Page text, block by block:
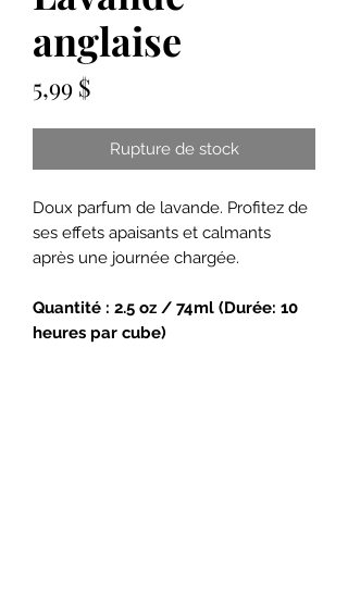
anglaise
5,99 $
Rupture de stock
Doux parfum de lavande. Profitez de
ses effets apaisants et calmants
après une journée chargée.
Quantité : 2.5 oz / 74ml (Durée: 10
heures par cube)